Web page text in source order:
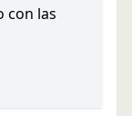
con las